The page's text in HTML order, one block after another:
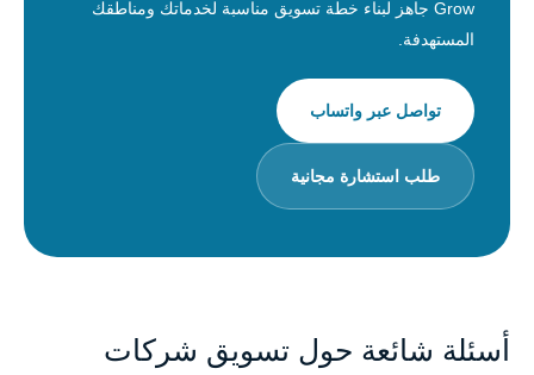
Grow جاهز لبناء خطة تسويق مناسبة لخدماتك ومناطقك
المستهدفة.
تواصل عبر واتساب
طلب استشارة مجانية
أسئلة شائعة حول تسويق شركات